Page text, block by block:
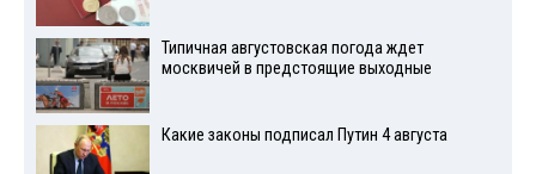
Типичная августовская погода ждет
москвичей в предстоящие выходные
Какие законы подписал Путин 4 августа